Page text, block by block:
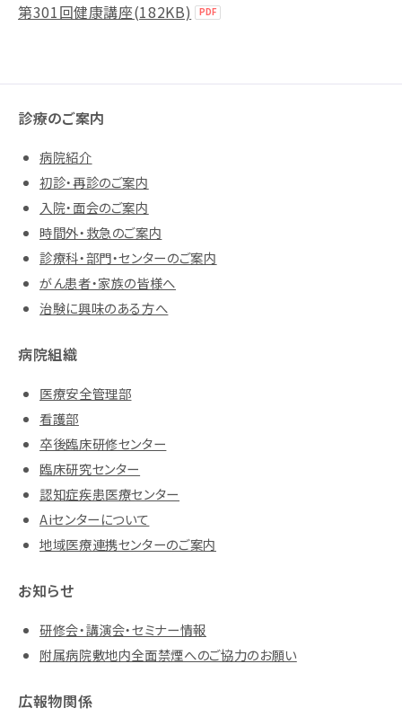
第301回健康講座(182KB)
診療のご案内
病院紹介
初診・再診のご案内
入院・面会のご案内
時間外・救急のご案内
診療科・部門・センターのご案内
がん患者・家族の皆様へ
治験に興味のある方へ
病院組織
医療安全管理部
看護部
卒後臨床研修センター
臨床研究センター
認知症疾患医療センター
Aiセンターについて
地域医療連携センターのご案内
お知らせ
研修会・講演会・セミナー情報
附属病院敷地内全面禁煙へのご協力のお願い
広報物関係